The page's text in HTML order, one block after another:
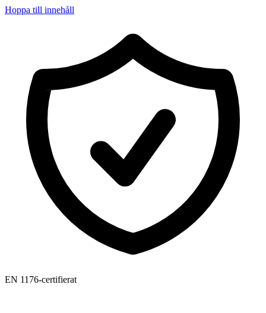
Hoppa till innehåll
EN 1176-certifierat